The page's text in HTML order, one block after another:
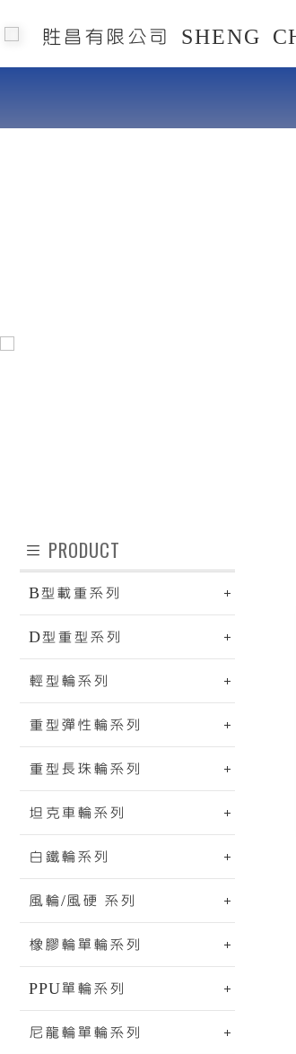
貹昌有限公司 SHENG
PRODUCT
B型載重系列
D型重型系列
輕型輪系列
重型彈性輪系列
重型長珠輪系列
坦克車輪系列
白鐵輪系列
風輪/風硬 系列
橡膠輪單輪系列
PPU單輪系列
尼龍輪單輪系列